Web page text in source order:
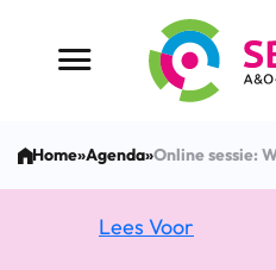
Menu button
Home»Agenda»Online sessie:
Lees Voor